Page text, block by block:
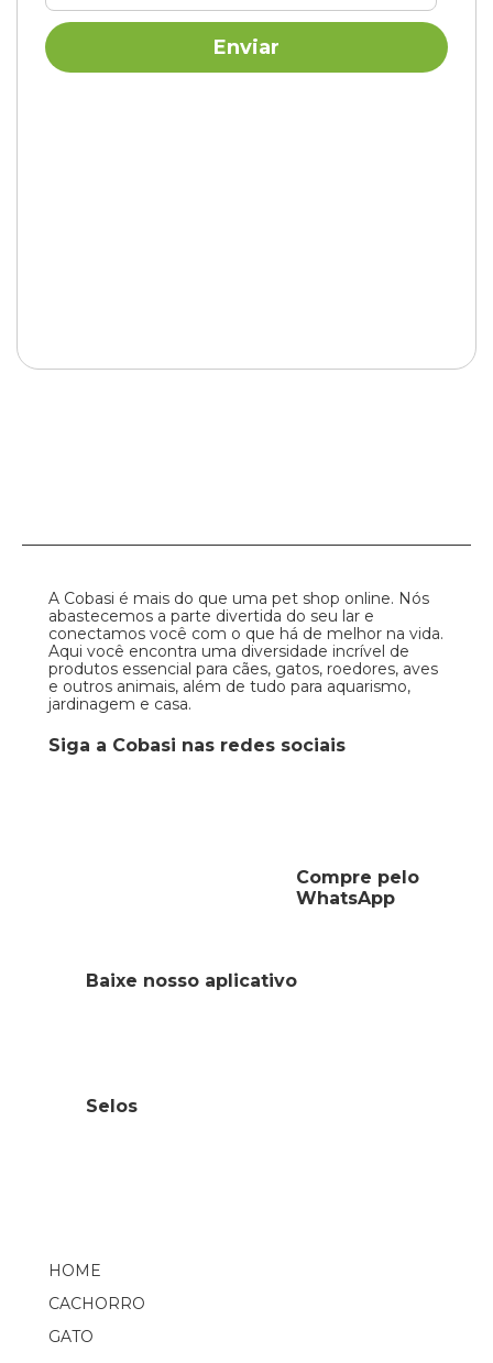
A Cobasi é mais do que uma pet shop online. Nós
abastecemos a parte divertida do seu lar e
conectamos você com o que há de melhor na vida.
Aqui você encontra uma diversidade incrível de
produtos essencial para cães, gatos, roedores, aves
e outros animais, além de tudo para aquarismo,
jardinagem e casa.
Siga a Cobasi nas redes sociais
Compre pelo
WhatsApp
HOME
CACHORRO
GATO
Baixe nosso aplicativo
Selos